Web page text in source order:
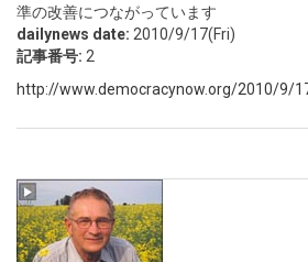
準の改善につながっています
dailynews date: 2010/9/17(Fri)
記事番号: 2
http://www.democracynow.org/2010/9/